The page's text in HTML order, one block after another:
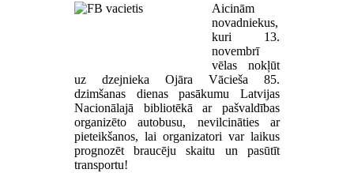
Aicinām
novadniekus,
kuri 13.
novembrī
vēlas nokļūt
uz dzejnieka Ojāra Vācieša 85.
dzimšanas dienas pasākumu Latvijas
Nacionālajā bibliotēkā ar pašvaldības
organizēto autobusu, nevilcināties ar
pieteikšanos, lai organizatori var laikus
prognozēt braucēju skaitu un pasūtīt
transportu!